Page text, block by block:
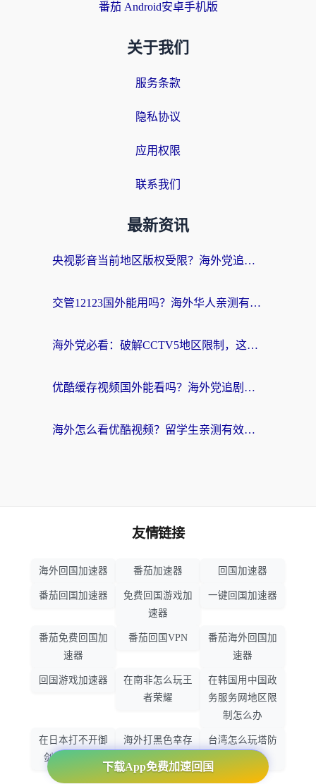
番茄 Android安卓手机版
关于我们
服务条款
隐私协议
应用权限
联系我们
最新资讯
央视影音当前地区版权受限？海外党追剧看片的终极解决方案来了
交管12123国外能用吗？海外华人亲测有效的回国加速器选择指南
海外党必看：破解CCTV5地区限制，这样看欧洲杯奥运直播才够爽！
优酷缓存视频国外能看吗？海外党追剧看片的终极解决方案来了
海外怎么看优酷视频？留学生亲测有效的回国加速器选择指南
下载App免费加速回国
友情链接
海外回国加速器 番茄加速器 回国加速器
番茄回国加速器
免费回国游戏加
速器
一键回国加速器
番茄免费回国加
速器
番茄回国VPN
番茄海外回国加
速器
回国游戏加速器
在南非怎么玩王
者荣耀
在韩国用中国政
务服务网地区限
制怎么办
在日本打不开御
剑情缘怎么办
海外打黑色幸存
者怎么不卡了
台湾怎么玩塔防